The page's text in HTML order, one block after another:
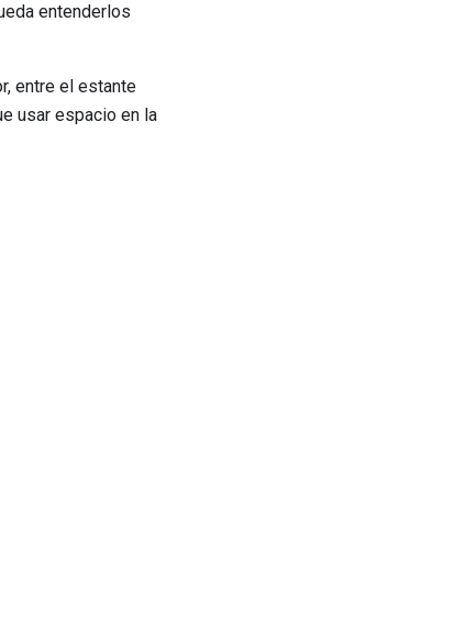
entenderlos
entre el estante
usar espacio en la